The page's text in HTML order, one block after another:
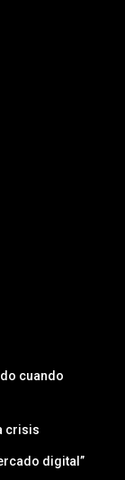
cuando
crisis
digital”